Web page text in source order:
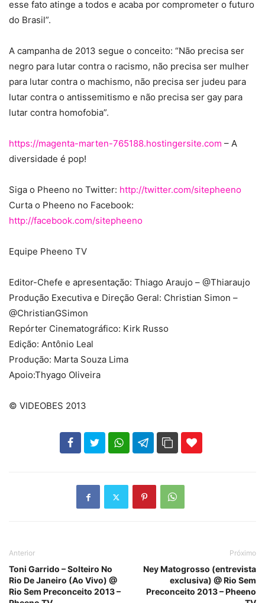
esse fato atinge a todos e acaba por comprometer o futuro
do Brasil”.
A campanha de 2013 segue o conceito: “Não precisa ser
negro para lutar contra o racismo, não precisa ser mulher
para lutar contra o machismo, não precisa ser judeu para
lutar contra o antissemitismo e não precisa ser gay para
lutar contra homofobia”.
https://magenta-marten-765188.hostingersite.com – A
diversidade é pop!
Siga o Pheeno no Twitter: http://twitter.com/sitepheeno
Curta o Pheeno no Facebook:
http://facebook.com/sitepheeno
Equipe Pheeno TV
Editor-Chefe e apresentação: Thiago Araujo – @Thiaraujo
Produção Executiva e Direção Geral: Christian Simon –
@ChristianGSimon
Repórter Cinematográfico: Kirk Russo
Edição: Antônio Leal
Produção: Marta Souza Lima
Apoio:Thyago Oliveira
© VIDEOBES 2013
102 35
Anterior
Toni Garrido – Solteiro No
Rio De Janeiro (Ao Vivo) @
Rio Sem Preconceito 2013 –
Próximo
Ney Matogrosso (entrevista
exclusiva) @ Rio Sem
Preconceito 2013 – Pheeno